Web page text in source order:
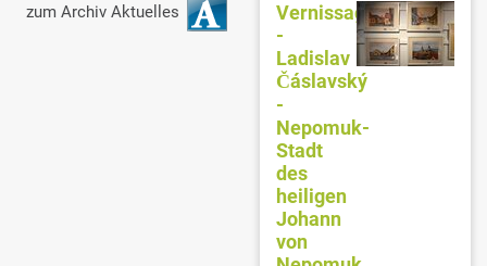
zum Archiv Aktuelles
Vernissage
-
Ladislav
Čáslavský
-
Nepomuk-
Stadt
des
heiligen
Johann
von